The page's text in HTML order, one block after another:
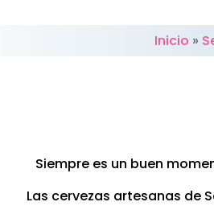
Inicio »
Siempre es un buen
Las cervezas artesanas de